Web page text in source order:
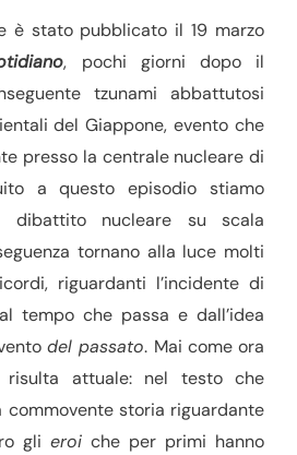
è stato pubblicato il 19 marzo
, pochi giorni dopo il
tzunami abbattutosi
del Giappone, evento che
presso la centrale nucleare di
a questo episodio stiamo
dibattito nucleare su scala
tornano alla luce molti
riguardanti l’incidente di
tempo che passa e dall’idea
del passato. Mai come ora
risulta attuale: nel testo che
commovente storia riguardante
gli eroi che per primi hanno